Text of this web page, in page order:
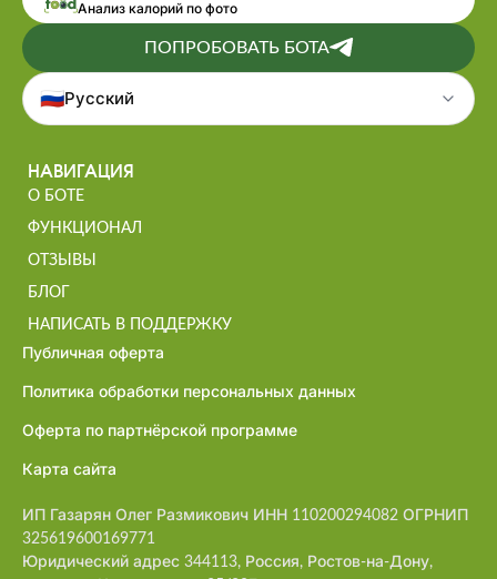
Анализ калорий по фото
ПОПРОБОВАТЬ БОТА
🇷🇺Русский
НАВИГАЦИЯ
О БОТЕ
ФУНКЦИОНАЛ
ОТЗЫВЫ
БЛОГ
НАПИСАТЬ В ПОДДЕРЖКУ
Публичная оферта
Политика обработки персональных данных
Оферта по партнёрской программе
Карта сайта
ИП Газарян Олег Размикович ИНН 110200294082 ОГРНИП
325619600169771
Юридический адрес 344113, Россия, Ростов-на-Дону,